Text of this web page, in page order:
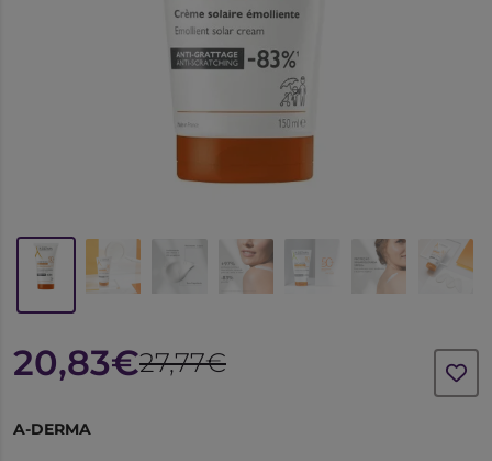
20,83€27,77€
A-DERMA